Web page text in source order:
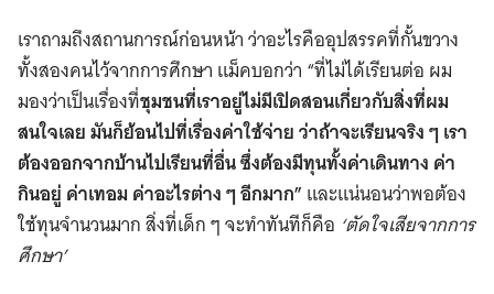
เราถามถึงสถานการณ์ก่อนหน้า ว่าอะไรคืออุปสรรคที่กั้นขวาง
ทั้งสองคนไว้จากการศึกษา แม็คบอกว่า “ที่ไม่ได้เรียนต่อ ผม
มองว่าเป็นเรื่องที่ชุมชนที่เราอยู่ไม่มีเปิดสอนเกี่ยวกับสิ่งที่ผม
สนใจเลย มันก็ย้อนไปที่เรื่องค่าใช้จ่าย ว่าถ้าจะเรียนจริง ๆ เรา
ต้องออกจากบ้านไปเรียนที่อื่น ซึ่งต้องมีทุนทั้งค่าเดินทาง ค่า
กินอยู่ ค่าเทอม ค่าอะไรต่าง ๆ อีกมาก” และแน่นอนว่าพอต้อง
ใช้ทุนจำนวนมาก สิ่งที่เด็ก ๆ จะทำทันทีก็คือ ‘ตัดใจเสียจากการ
ศึกษา’